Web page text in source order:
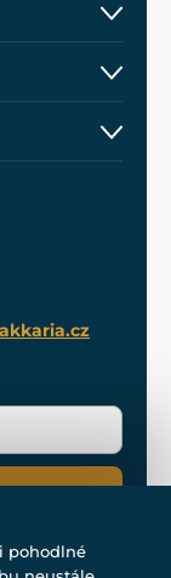
pohodlné